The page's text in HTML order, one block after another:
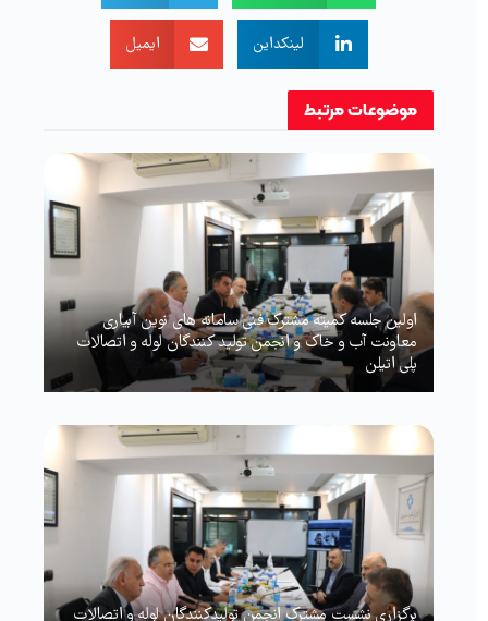
لینکداین ایمیل
موضوعاتمرتبط
اولین جلسه کمیته مشترک فنی سامانه های نوین آبیاری
معاونت آب و خاک و انجمن تولید کنندگان لوله و اتصالات
پلی اتیلن
برگزاری نشست مشترک انجمن تولیدکنندگان لوله و اتصالات